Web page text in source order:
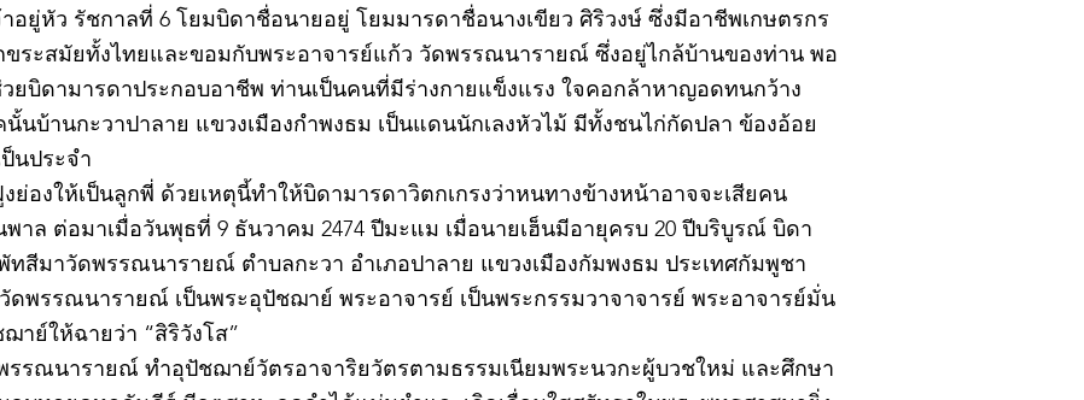
อยู่หัว รัชกาลที่ 6 โยมบิดาชื่อนายอยู่ โยมมารดาชื่อนางเขียว ศิริวงษ์ ซึ่งมีอาชีพเกษตรกร
ขระสมัยทั้งไทยและขอมกับพระอาจารย์แก้ว วัดพรรณนารายณ์ ซึ่งอยู่ไกล้บ้านของท่าน พอ
ยบิดามารดาประกอบอาชีพ ท่านเป็นคนที่มีร่างกายแข็งแรง ใจคอกล้าหาญอดทนกว้าง
นบ้านกะวาปาลาย แขวงเมืองกำพงธม เป็นแดนนักเลงหัวไม้ มีทั้งชนไก่กัดปลา ข้องอ้อย
นประจำ
ย่องให้เป็นลูกพี่ ด้วยเหตุนี้ทำให้บิดามารดาวิตกเกรงว่าหนทางข้างหน้าอาจจะเสียคน
าล ต่อมาเมื่อวันพุธที่ 9 ธันวาคม 2474 ปีมะแม เมื่อนายเฮ็นมีอายุครบ 20 ปีบริบูรณ์ บิดา
สีมาวัดพรรณนารายณ์ ตำบลกะวา อำเภอปาลาย แขวงเมืองกัมพงธม ประเทศกัมพูชา
ดพรรณนารายณ์ เป็นพระอุปัชฌาย์ พระอาจารย์ เป็นพระกรรมวาจาจารย์ พระอาจารย์มั่น
าย์ให้ฉายว่า “สิริวังโส”
รรณนารายณ์ ทำอุปัชฌาย์วัตรอาจาริยวัตรตามธรรมเนียมพระนวกะผู้บวชใหม่ และศึกษา